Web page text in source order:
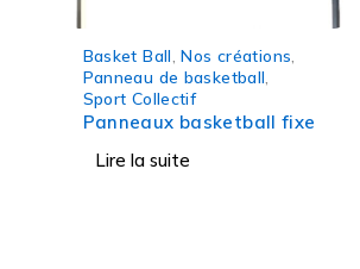
Basket Ball ,Nos créations
Panneau de basketball
Sport Collectif
Panneaux basketball fixe
Lire la suite